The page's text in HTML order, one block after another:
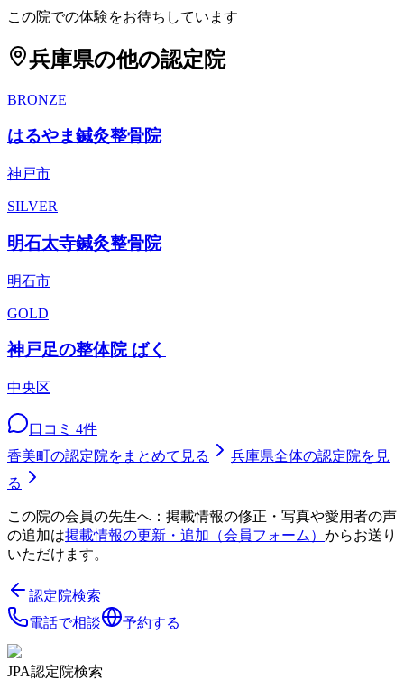
この院での体験をお待ちしています
兵庫県の他の認定院
BRONZE
はるやま鍼灸整骨院
神戸市
SILVER
明石太寺鍼灸整骨院
明石市
GOLD
神戸足の整体院 ばく
中央区
口コミ 4件
香美町の認定院をまとめて見る 兵庫県全体の認定院を見
る
この院の会員の先生へ：掲載情報の修正・写真や愛用者の声
の追加は掲載情報の更新・追加（会員フォーム） からお送り
いただけます。
認定院検索
電話で相談
予約する
JPA認定院検索